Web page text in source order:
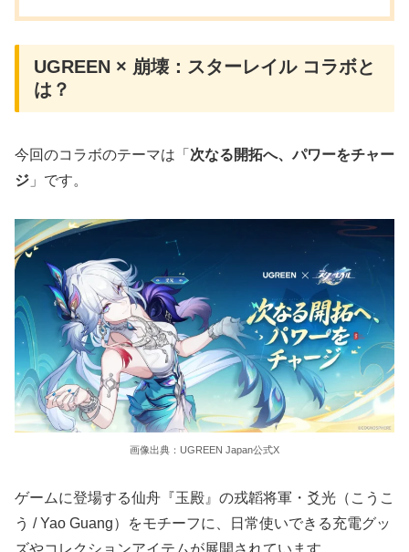
UGREEN × 崩壊：スターレイル コラボと
は？
今回のコラボのテーマは「 次なる開拓へ、パワーをチャー
ジ 」です。
画像出典：UGREEN Japan公式X
ゲームに登場する仙舟『玉殿』の戎韜将軍・爻光（こうこ
う / Yao Guang）をモチーフに、日常使いできる充電グッ